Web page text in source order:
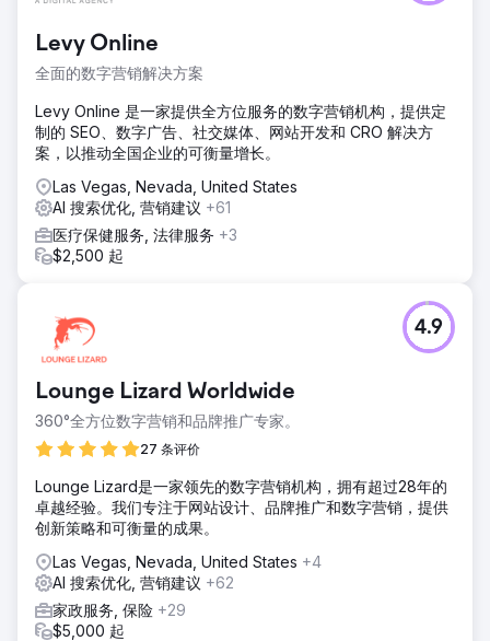
Levy Online
全面的数字营销解决方案
Levy Online 是一家提供全方位服务的数字营销机构，提供定
制的 SEO、数字广告、社交媒体、网站开发和 CRO 解决方
案，以推动全国企业的可衡量增长。
Las Vegas, Nevada, United States
AI 搜索优化, 营销建议 +61
医疗保健服务, 法律服务 +3
$2,500 起
Lounge Lizard Worldwide
360°全方位数字营销和品牌推广专家。
27 条评价
4.9
Lounge Lizard是一家领先的数字营销机构，拥有超过28年的
卓越经验。我们专注于网站设计、品牌推广和数字营销，提供
创新策略和可衡量的成果。
Las Vegas, Nevada, United States +4
AI 搜索优化, 营销建议 +62
家政服务, 保险 +29
$5,000 起